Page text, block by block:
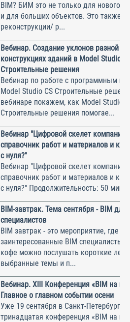
BIM? БИМ это не только для нового
и для больших объектов. Это также и
реконструкции/ р...
Вебинар. Создание уклонов разной
конструкциях зданий в Model Studio
Строительные решения
Вебинар по работе с программным
Model Studio CS Строительные
вебинаре покажем, как Model Studio
Строительные решения помогае...
Вебинар "Цифровой скелет
справочник работ и материалов и как
с нуля?"
Вебинар "Цифровой скелет
справочник работ и материалов и как
с нуля?" Продолжительность: 50
BIM-завтрак. Тема сентября - BIM
специалистов
BIM завтрак - это мероприятие, где
заинтересованные BIM специалисты.
кофе можно послушать короткие
выбранные темы и п...
Вебинар. XIII Конференция «BIM на
Главное о главном событии осени
Уже 19 сентября в Санкт-Петербурге
тринадцатая конференция «BIM на